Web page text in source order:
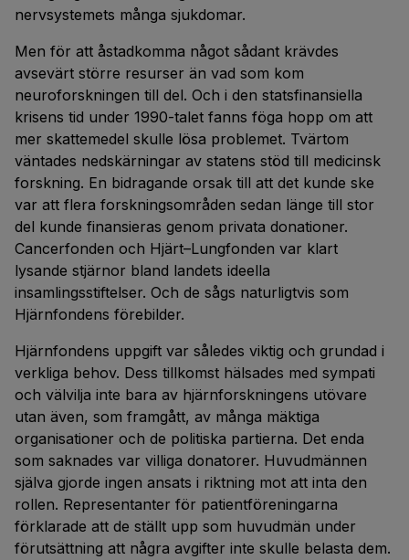
nervsystemets många sjukdomar.
Men för att åstadkomma något sådant krävdes
avsevärt större resurser än vad som kom
neuroforskningen till del. Och i den statsfinansiella
krisens tid under 1990-talet fanns föga hopp om att
mer skattemedel skulle lösa problemet. Tvärtom
väntades nedskärningar av statens stöd till medicinsk
forskning. En bidragande orsak till att det kunde ske
var att flera forskningsområden sedan länge till stor
del kunde finansieras genom privata donationer.
Cancerfonden och Hjärt–Lungfonden var klart
lysande stjärnor bland landets ideella
insamlingsstiftelser. Och de sågs naturligtvis som
Hjärnfondens förebilder.
Hjärnfondens uppgift var således viktig och grundad i
verkliga behov. Dess tillkomst hälsades med sympati
och välvilja inte bara av hjärnforskningens utövare
utan även, som framgått, av många mäktiga
organisationer och de politiska partierna. Det enda
som saknades var villiga donatorer. Huvudmännen
själva gjorde ingen ansats i riktning mot att inta den
rollen. Representanter för patientföreningarna
förklarade att de ställt upp som huvudmän under
förutsättning att några avgifter inte skulle belasta dem.